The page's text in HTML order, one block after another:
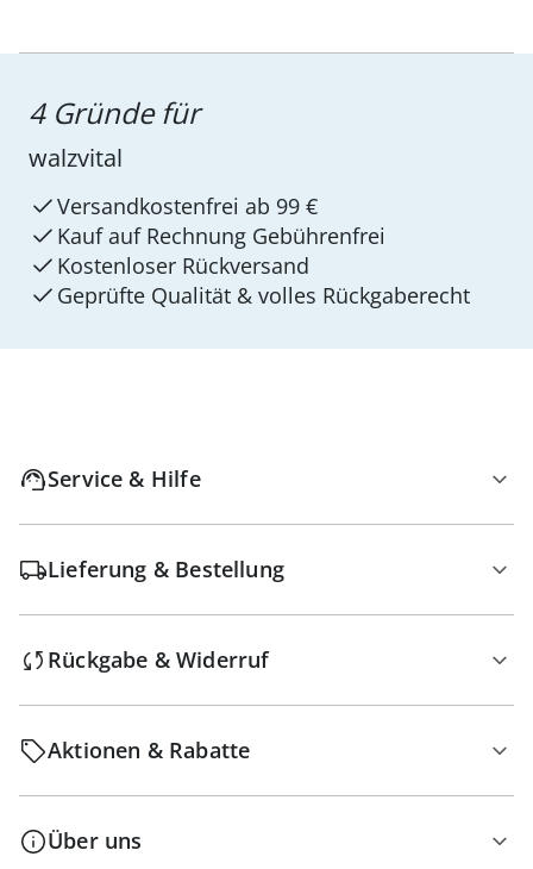
4 Gründe für
walzvital
Versandkostenfrei ab 99 €
Kauf auf Rechnung Gebührenfrei
Kostenloser Rückversand
Geprüfte Qualität & volles Rückgaberecht
Service & Hilfe
Lieferung & Bestellung
Rückgabe & Widerruf
Aktionen & Rabatte
Über uns